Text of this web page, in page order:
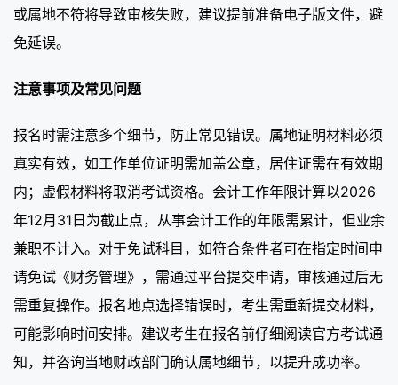
或属地不符将导致审核失败，建议提前准备电子版文件，避
免延误。
注意事项及常见问题
报名时需注意多个细节，防止常见错误。属地证明材料必须
真实有效，如工作单位证明需加盖公章，居住证需在有效期
内；虚假材料将取消考试资格。会计工作年限计算以2026
年12月31日为截止点，从事会计工作的年限需累计，但业余
兼职不计入。对于免试科目，如符合条件者可在指定时间申
请免试《财务管理》，需通过平台提交申请，审核通过后无
需重复操作。报名地点选择错误时，考生需重新提交材料，
可能影响时间安排。建议考生在报名前仔细阅读官方考试通
知，并咨询当地财政部门确认属地细节，以提升成功率。